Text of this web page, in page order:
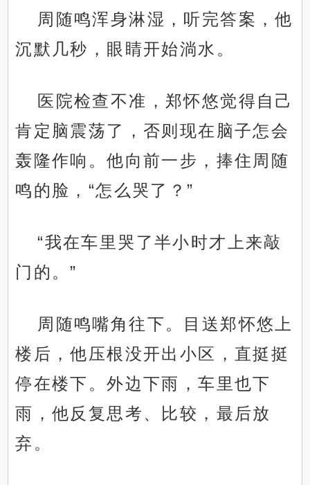
周随鸣浑身淋湿，听完答案，他
沉默几秒，眼睛开始淌水。
医院检查不准，郑怀悠觉得自己
肯定脑震荡了，否则现在脑子怎会
轰隆作响。他向前一步，捧住周随
鸣的脸，“怎么哭了？”
“我在车里哭了半小时才上来敲
门的。”
周随鸣嘴角往下。目送郑怀悠上
楼后，他压根没开出小区，直挺挺
停在楼下。外边下雨，车里也下
雨，他反复思考、比较，最后放
弃。